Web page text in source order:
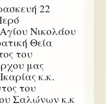
22
Νικολάου
Θεία
του
μας
κ.κ.
του
Σαλώνων κ.κ